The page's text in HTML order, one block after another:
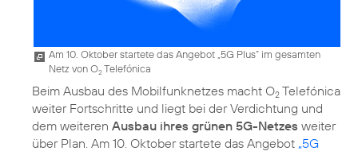
Am 10. Oktober startete das Angebot „5G Plus” im gesamten
Netz von O2Telefónica
Beim Ausbau des Mobilfunknetzes macht O2 Telefónica
weiter Fortschritte und liegt bei der Verdichtung und
dem weiteren Ausbau ihres grünen 5G-Netzes weiter
über Plan. Am 10. Oktober startete das Angebot „5G